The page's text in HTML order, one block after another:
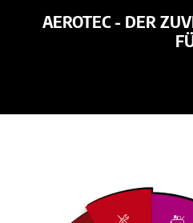
AEROTEC - DER